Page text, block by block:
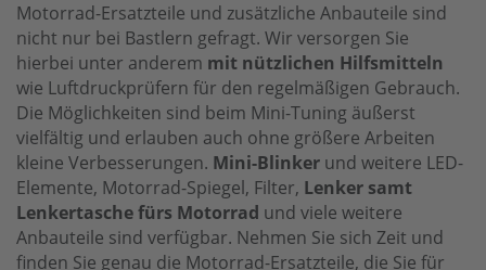
Motorrad-Ersatzteile und zusätzliche Anbauteile sind
nicht nur bei Bastlern gefragt. Wir versorgen Sie
hierbei unter anderem mit nützlichen Hilfsmitteln
wie Luftdruckprüfern für den regelmäßigen Gebrauch.
Die Möglichkeiten sind beim Mini-Tuning äußerst
vielfältig und erlauben auch ohne größere Arbeiten
kleine Verbesserungen. Mini-Blinker und weitere LED-
Elemente, Motorrad-Spiegel, Filter, Lenker samt
Lenkertasche fürs Motorrad und viele weitere
Anbauteile sind verfügbar. Nehmen Sie sich Zeit und
finden Sie genau die Motorrad-Ersatzteile, die Sie für